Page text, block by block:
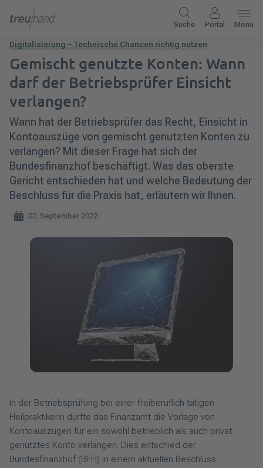
Suche Portal Menü
Digitalisierung – Technische Chancen richtig nutzen
Gemischt genutzte Konten: Wann
darf der Betriebsprüfer Einsicht
verlangen?
Wann hat der Betriebsprüfer das Recht, Einsicht in
Kontoauszüge von gemischt genutzten Konten zu
verlangen? Mit dieser Frage hat sich der
Bundesfinanzhof beschäftigt. Was das oberste
Gericht entschieden hat und welche Bedeutung der
Beschluss für die Praxis hat, erläutern wir Ihnen.
02. September 2022
In der Betriebsprüfung bei einer freiberuflich tätigen
Heilpraktikerin durfte das Finanzamt die Vorlage von
Kontoauszügen für ein sowohl betrieblich als auch privat
genutztes Konto verlangen. Dies entschied der
Bundesfinanzhof (BFH) in einem aktuellen Beschluss.